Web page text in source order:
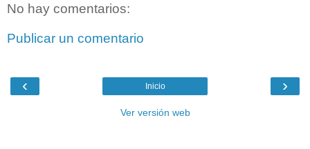
No hay comentarios:
Publicar un comentario
‹ ›
Inicio
Ver versión web